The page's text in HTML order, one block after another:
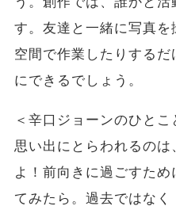
す。友達と一緒に写真
空間で作業したりする
にできるでしょう。
＜辛口ジョーンのひとこ
思い出にとらわれるの
よ！前向きに過ごすた
てみたら。過去ではな